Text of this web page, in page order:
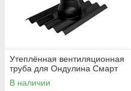
Утеплённая вентиляционная
труба для Ондулина Смарт
В наличии